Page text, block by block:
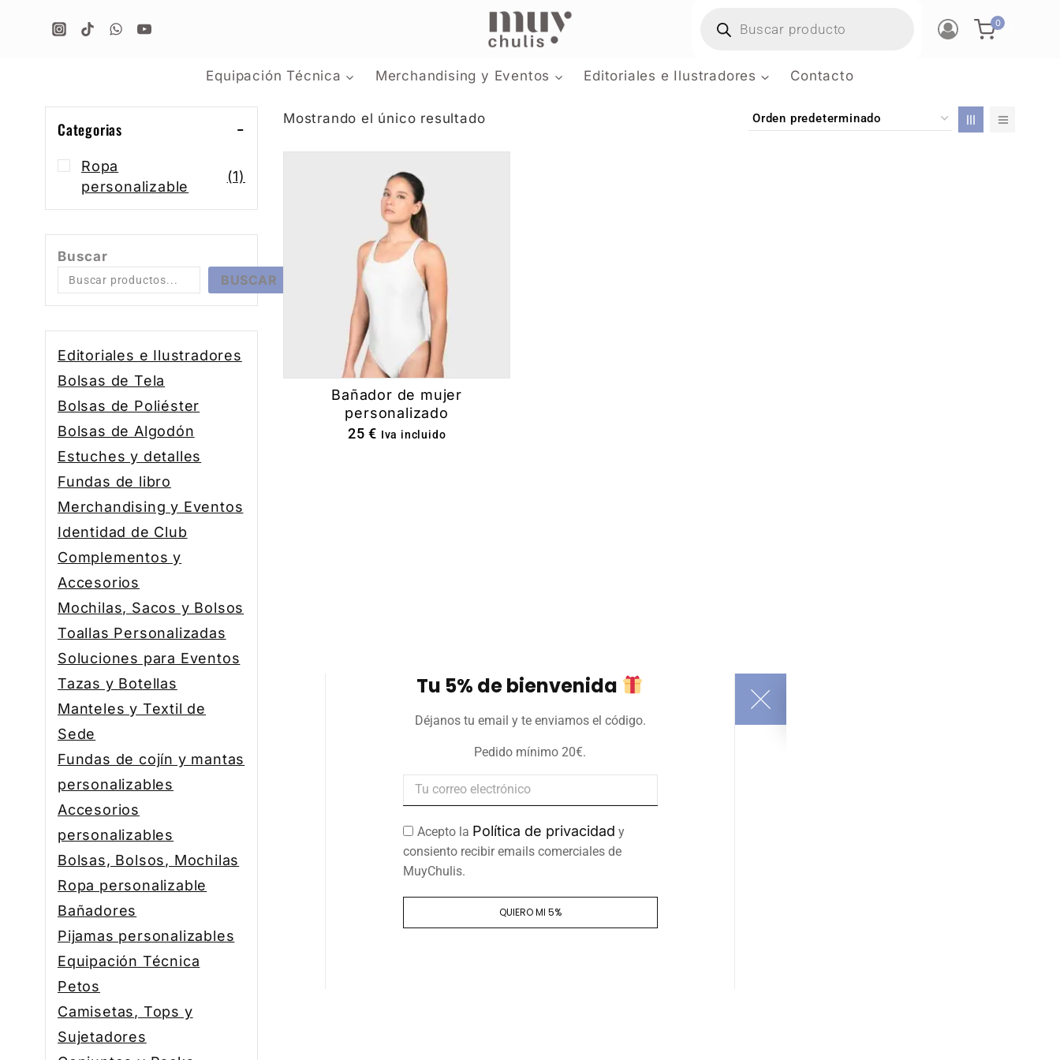
0
Equipación Técnica Merchandising y Eventos Editoriales e Ilustradores Contacto
Mostrando el único resultado
Bañador de mujer
personalizado
25€ Iva incluido
Categorias
Ropa
personalizable
(1)
Buscar
BUSCAR
Editoriales e Ilustradores
Bolsas de Tela
Bolsas de Poliéster
Bolsas de Algodón
Estuches y detalles
Fundas de libro
Merchandising y Eventos
Identidad de Club
Complementos y
Accesorios
Mochilas, Sacos y Bolsos
Toallas Personalizadas
Soluciones para Eventos
Tazas y Botellas
Manteles y Textil de
Sede
Fundas de cojín y mantas
personalizables
Accesorios
personalizables
Bolsas, Bolsos, Mochilas
Ropa personalizable
Bañadores
Pijamas personalizables
Equipación Técnica
Petos
Camisetas, Tops y
Sujetadores
Tu 5% de bienvenida
Déjanos tu email y te enviamos el código.
Pedido mínimo 20€.
Acepto la Política de privacidad y
consiento recibir emails comerciales de
MuyChulis.
QUIERO MI 5%